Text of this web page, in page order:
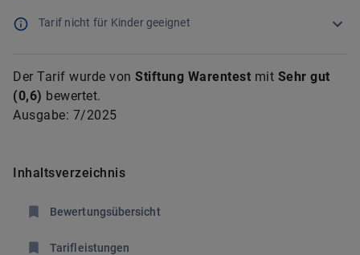
Tarif nicht für Kinder geeignet
Der Tarif wurde von Stiftung Warentest mit Sehr gut
(0,6) bewertet.
Ausgabe: 7/2025
Inhaltsverzeichnis
Bewertungsübersicht
Tarifleistungen